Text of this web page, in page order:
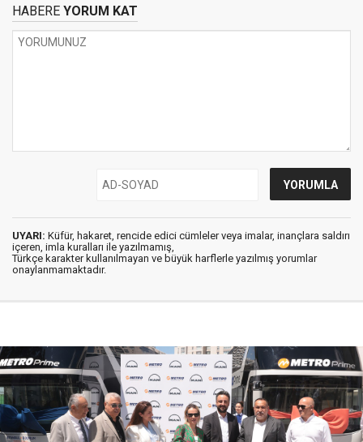
HABERE YORUM KAT
UYARI: Küfür, hakaret, rencide edici cümleler veya imalar, inançlara saldırı
içeren, imla kuralları ile yazılmamış,
Türkçe karakter kullanılmayan ve büyük harflerle yazılmış yorumlar
onaylanmamaktadır.